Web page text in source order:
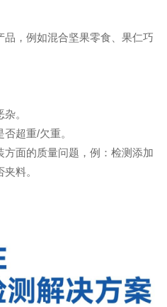
，例如混合坚果零食、果仁巧
。
超重/欠重。
面的质量问题，例：检测添加
料。